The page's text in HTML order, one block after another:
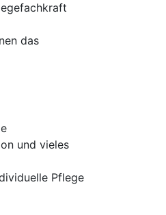
das
und vieles
Pflege